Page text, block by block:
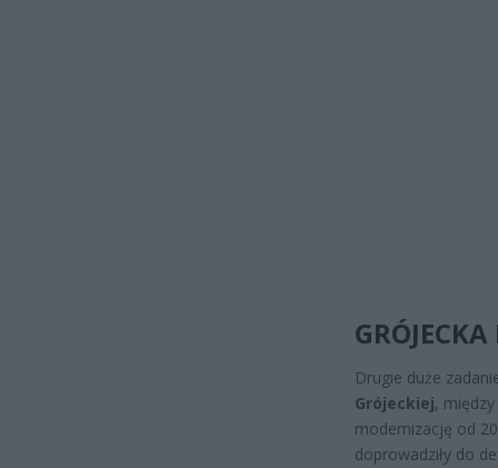
Drugie duże
Grójeckiej,
modernizację od
doprowadziły do